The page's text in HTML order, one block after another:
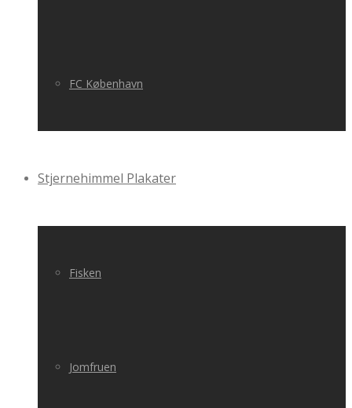
FC København
Stjernehimmel Plakater
Fisken
Jomfruen